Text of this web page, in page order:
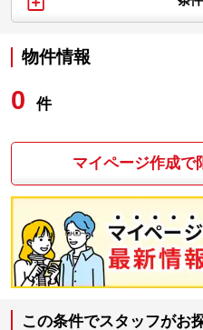
物件情報
0 件
マイページ作成で
この条件でスタッフがお